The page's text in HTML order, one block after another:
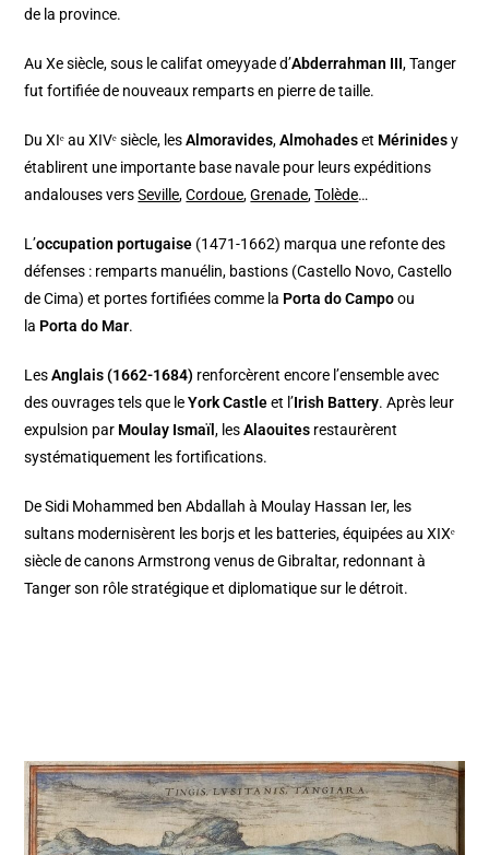
de la province.
Au Xe siècle, sous le califat omeyyade d’Abderrahman III, Tanger
fut fortifiée de nouveaux remparts en pierre de taille.
Du XIᵉ au XIVᵉ siècle, lesAlmoravides,Almohadeset Mérinidesy
établirent une importante base navale pour leurs expéditions
andalouses versSeville,Cordoue,Grenade,Tolède…
L’occupation portugaise (1471-1662) marqua une refonte des
défenses : remparts manuélin, bastions (Castello Novo, Castello
de Cima) et portes fortifiées comme la Porta do Campoou
la Porta do Mar.
LesAnglais (1662-1684) renforcèrent encore l’ensemble avec
des ouvrages tels que leYork Castleet l’Irish Battery. Après leur
expulsion par Moulay Ismaïl, lesAlaouites restaurèrent
systématiquement les fortifications.
De Sidi Mohammed ben Abdallah à Moulay Hassan Ier, les
sultans modernisèrent les borjs et les batteries, équipées au XIXᵉ
siècle de canons Armstrong venus de Gibraltar, redonnant à
Tanger son rôle stratégique et diplomatique sur le détroit.